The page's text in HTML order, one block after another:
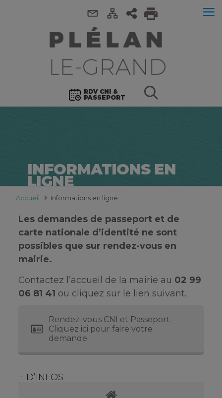
RDV CNI &
PASSEPORT
INFORMATIONS EN
LIGNE
Accueil Informations en ligne
Les demandes de passeport et de
carte nationale d’identité ne sont
possibles que sur rendez-vous en
mairie.
Contactez l’accueil de la mairie au 02 99
06 81 41 ou cliquez sur le lien suivant.
Rendez-vous CNI et Passeport -
Cliquez ici pour faire votre
demande
+ D’INFOS